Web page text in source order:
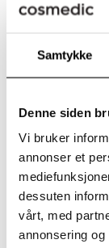
Samtykke
Denne siden
Vi bruker
annonser et
dessuten
vårt, med
annonsering
− +
Legger til i
Lagt til i